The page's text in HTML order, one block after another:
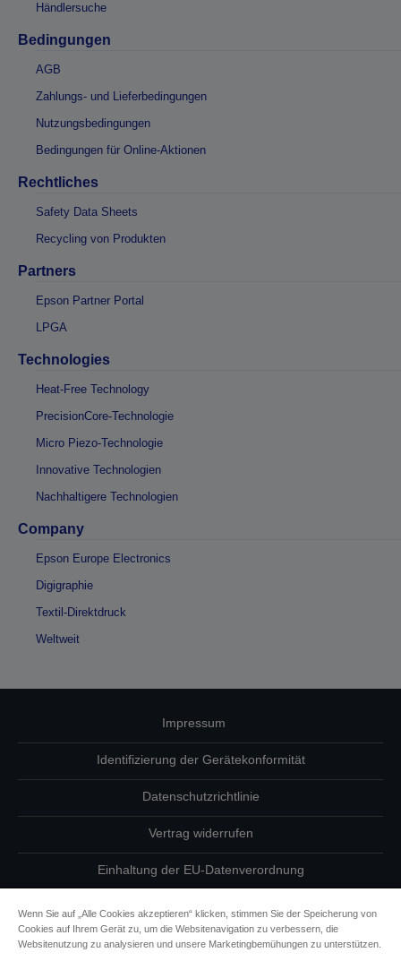
Händlersuche
Bedingungen
AGB
Zahlungs- und Lieferbedingungen
Nutzungsbedingungen
Bedingungen für Online-Aktionen
Rechtliches
Safety Data Sheets
Recycling von Produkten
Partners
Epson Partner Portal
LPGA
Technologies
Heat-Free Technology
PrecisionCore-Technologie
Micro Piezo-Technologie
Innovative Technologien
Nachhaltigere Technologien
Company
Epson Europe Electronics
Digigraphie
Textil-Direktdruck
Weltweit
Impressum
Identifizierung der Gerätekonformität
Datenschutzrichtlinie
Vertrag widerrufen
Einhaltung der EU-Datenverordnung
Fragen zum Datenschutz
Informationen zu Cookies
Wenn Sie auf „Alle Cookies akzeptieren“ klicken, stimmen Sie der Speicherung von
Cookies auf Ihrem Gerät zu, um die Websitenavigation zu verbessern, die
Websitenutzung zu analysieren und unsere Marketingbemühungen zu unterstützen.